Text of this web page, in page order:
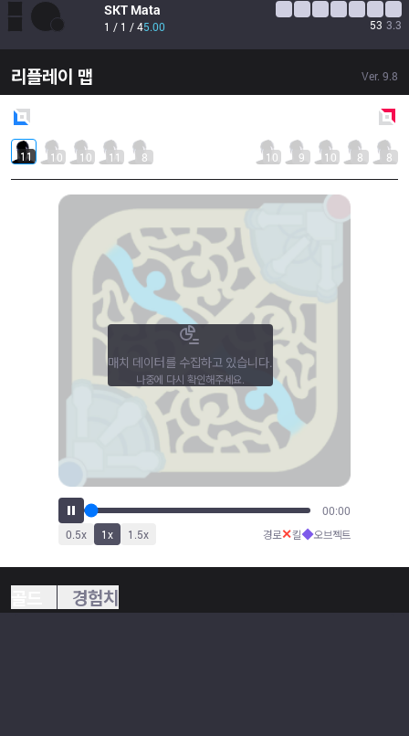
SKT Mata
1 / 1 / 45.00 53 3.3
리플레이 맵 Ver. 9.8
11 10 10 11 8 10 9 10 8 8
00:00
0.5x 1x 1.5x 경로✕킬◆오브젝트
매치 데이터를 수집하고 있습니다.
나중에 다시 확인해주세요.
경험치